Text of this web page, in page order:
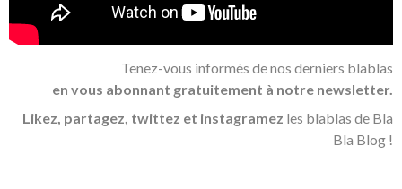
Tenez-vous informés de nos derniers blablas
en vous abonnant gratuitement à notre newsletter.
Likez, partagez, twittez et instagramez les blablas de Bla
Bla Blog !